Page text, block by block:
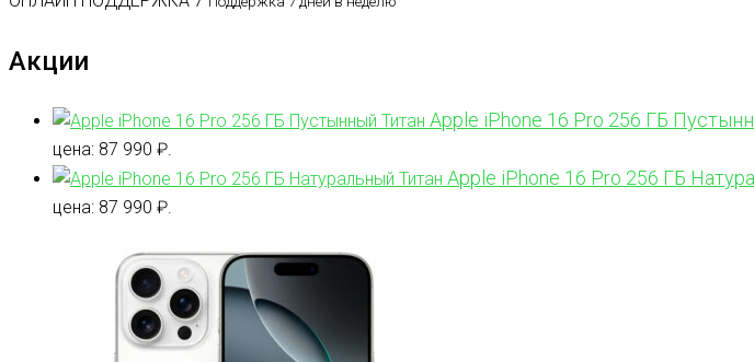
Акции
Apple iPhone 16 Pro 256 ГБ
цена: 87 990 ₽.
Apple iPhone 16 Pro 256 ГБ
цена: 87 990 ₽.